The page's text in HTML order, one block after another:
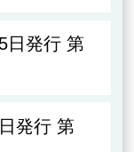
日発行 第
発行 第